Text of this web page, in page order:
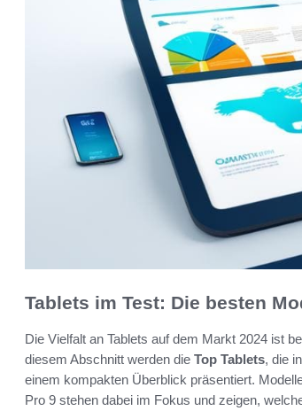
Tablets im Test: Die besten
Die Vielfalt an Tablets auf dem Markt 2024 ist
diesem Abschnitt werden die Top Tablets, die
einem kompakten Überblick präsentiert.
Pro 9 stehen dabei im Fokus und zeigen,